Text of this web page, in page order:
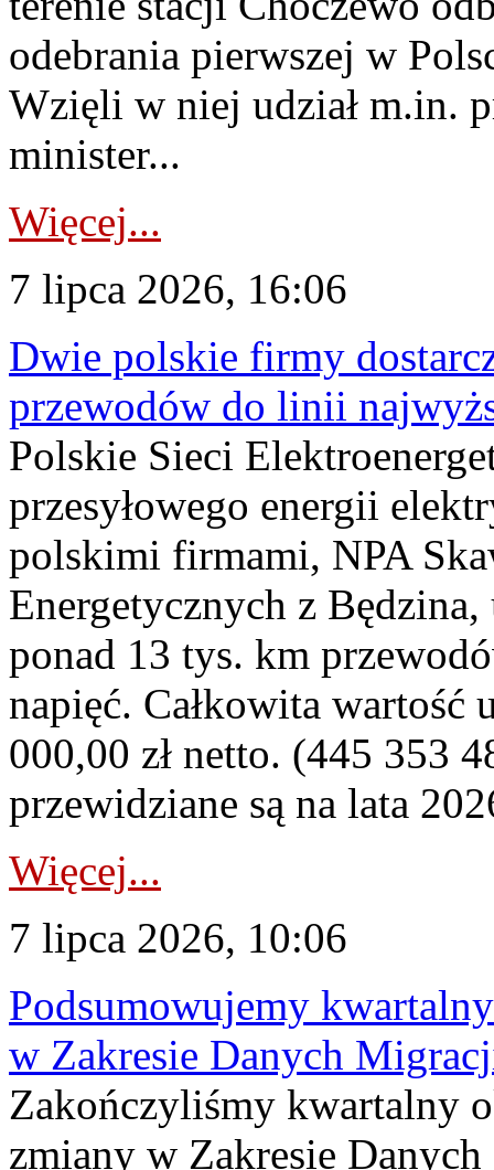
odebrania pierwszej w
Wzięli w niej udział m.in.
minister...
Więcej...
7 lipca 2026, 16:06
Dwie polskie firmy
przewodów do linii
Polskie Sieci
przesyłowego energii
polskimi firmami, NPA
Energetycznych z
ponad 13 tys. km
napięć. Całkowita
000,00 zł netto. (445 353
przewidziane są na lata
Więcej...
7 lipca 2026, 10:06
Podsumowujemy
w Zakresie Danych
Zakończyliśmy kwartalny
zmiany w Zakresie